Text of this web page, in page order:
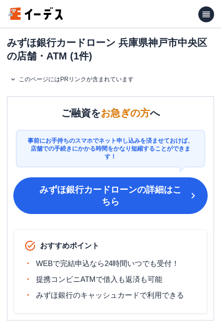
みずほ銀行カードローン 兵庫県神戸市中央区
の店舗・ATM (1件)
このページにはPRリンクが含まれています
ご融資をお急ぎの方へ
事前にお手持ちのスマホでネット申し込みを済ませておけば、
店舗での手続きにかかる時間をかなり短縮することができま
す！
みずほ銀行カードローンの詳細はこ
ちら
おすすめポイント
WEBで完結申込なら24時間いつでも受付！
提携コンビニATMで借入も返済も可能
みずほ銀行のキャッシュカードで利用できる